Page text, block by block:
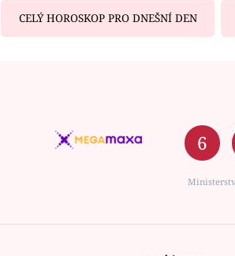
CELÝ HOROSKOP PRO DNEŠNÍ DEN
6